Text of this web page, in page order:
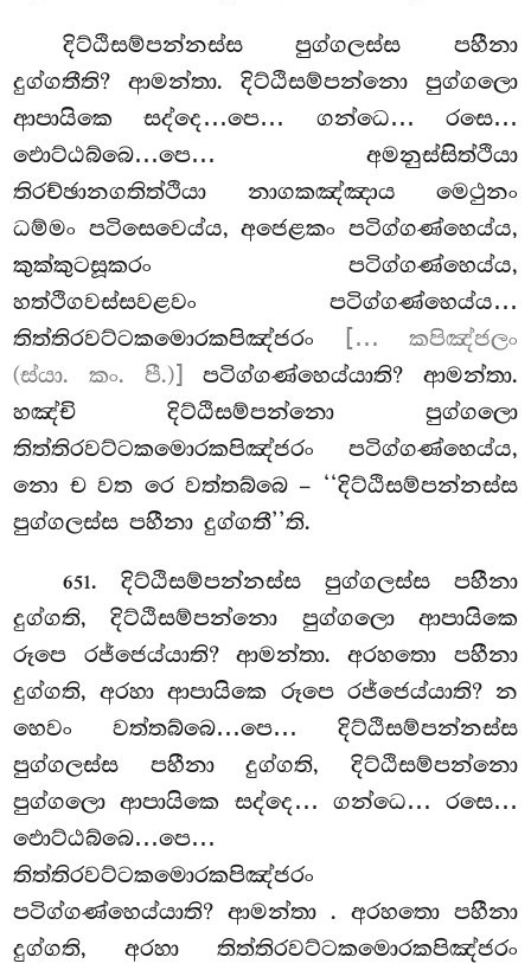
දිට්ඨිසම්පන්නස්ස පුග්ගලස්ස පහීනා
දුග්ගතීති? ආමන්තා. දිට්ඨිසම්පන්නො පුග්ගලො
ආපායිකෙ සද්දෙ…පෙ… ගන්ධෙ… රසෙ…
ඵොට්ඨබ්බෙ…පෙ… අමනුස්සිත්ථියා
තිරච්ඡානගතිත්ථියා නාගකඤ්ඤාය මෙථුනං
ධම්මං පටිසෙවෙය්ය, අජෙළකං පටිග්ගණ්හෙය්ය,
කුක්කුටසූකරං පටිග්ගණ්හෙය්ය,
හත්ථිගවස්සවළවං පටිග්ගණ්හෙය්ය…
තිත්තිරවට්ටකමොරකපිඤ්ජරං
[… කපිඤ්ජලං
(ස්යා. කං. පී.)]
පටිග්ගණ්හෙය්යාති? ආමන්තා.
හඤ්චි දිට්ඨිසම්පන්නො පුග්ගලො
තිත්තිරවට්ටකමොරකපිඤ්ජරං පටිග්ගණ්හෙය්ය,
නො ච වත රෙ වත්තබ්බෙ – ‘‘දිට්ඨිසම්පන්නස්ස
පුග්ගලස්ස පහීනා දුග්ගතී’’ති.
651. දිට්ඨිසම්පන්නස්ස පුග්ගලස්ස පහීනා
දුග්ගති, දිට්ඨිසම්පන්නො පුග්ගලො ආපායිකෙ
රූපෙ රජ්ජෙය්යාති? ආමන්තා. අරහතො පහීනා
දුග්ගති, අරහා ආපායිකෙ රූපෙ රජ්ජෙය්යාති? න
හෙවං වත්තබ්බෙ…පෙ… දිට්ඨිසම්පන්නස්ස
පුග්ගලස්ස පහීනා දුග්ගති, දිට්ඨිසම්පන්නො
පුග්ගලො ආපායිකෙ සද්දෙ… ගන්ධෙ… රසෙ…
ඵොට්ඨබ්බෙ…පෙ…
තිත්තිරවට්ටකමොරකපිඤ්ජරං
පටිග්ගණ්හෙය්යාති? ආමන්තා . අරහතො පහීනා
දුග්ගති, අරහා තිත්තිරවට්ටකමොරකපිඤ්ජරං